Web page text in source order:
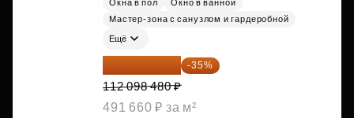
Окна в пол
Окно в ванной
Мастер-зона с санузлом и гардеробной
Ещё
72 864 012 ₽ -35%
112 098 480 ₽
491 660 ₽ за м²